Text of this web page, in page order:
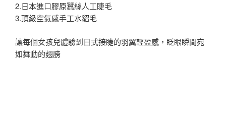
2.日本進口膠原蠶絲人工睫毛
3.頂級空氣感手工水貂毛
讓每個女孩兒體驗到日式接睫的羽翼輕盈感，眨眼瞬間宛
如舞動的翅膀